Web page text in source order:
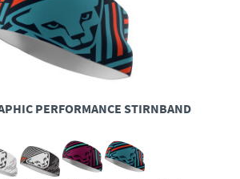
PERFORMANCE STIRNBAND